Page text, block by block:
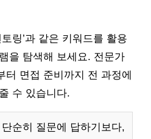
링’과 같은 키워드를 활용
을 탐색해 보세요. 전문가
터 면접 준비까지 전 과정에
수 있습니다.
순히 질문에 답하기보다,